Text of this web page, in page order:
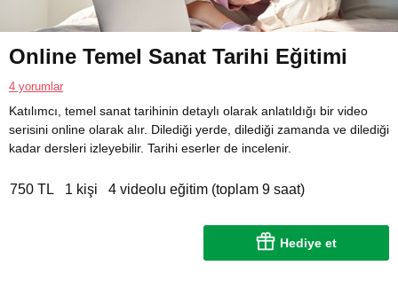
Online Temel Sanat Tarihi Eğitimi
4 yorumlar
Katılımcı, temel sanat tarihinin detaylı olarak anlatıldığı bir video
serisini online olarak alır. Dilediği yerde, dilediği zamanda ve dilediği
kadar dersleri izleyebilir. Tarihi eserler de incelenir.
750 TL 1 kişi 4 videolu eğitim (toplam 9 saat)
Hediye et